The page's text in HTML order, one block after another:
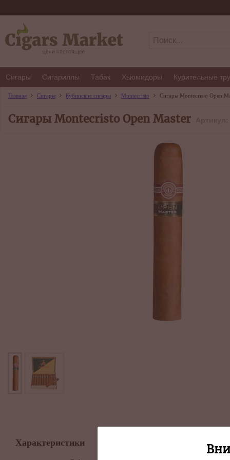
Сигары Сигариллы Табак Хьюмидоры Курительные
Главная Сигары Кубинские сигары Montecristo Сигары Montecristo Open
Сигары Montecristo Open Master
Характеристики
Montecristo